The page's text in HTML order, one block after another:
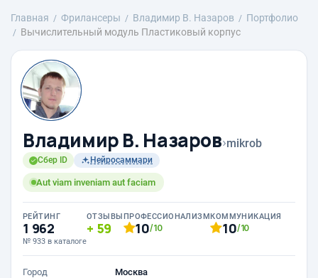
Главная Фрилансеры Владимир В. Назаров
Портфолио
Вычислительный модуль Пластиковый корпус
Владимир В. Назаров›mikrob
Сбер ID Нейросаммари
Aut viam inveniam aut faciam
РЕЙТИНГ
1 962
№ 933 в каталоге
ОТЗЫВЫ
59
ПРОФЕССИОНАЛИЗМ
10/10
КОММУНИКАЦИЯ
10/10
Город
Москва